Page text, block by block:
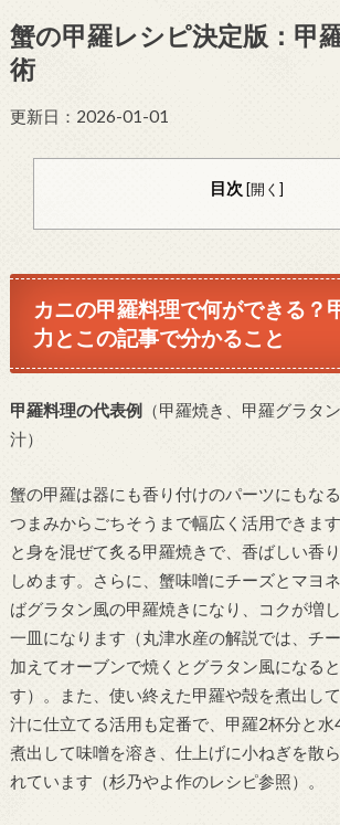
蟹の甲羅レシピ決定版：甲
術
更新日：2026-01-01
目次 [開く]
カニの甲羅料理で何ができる？
力とこの記事で分かること
甲羅料理の代表例（甲羅焼き、甲羅グラタ
汁）
蟹の甲羅は器にも香り付けのパーツにもな
つまみからごちそうまで幅広く活用できま
と身を混ぜて炙る甲羅焼きで、香ばしい香
しめます。さらに、蟹味噌にチーズとマヨ
ばグラタン風の甲羅焼きになり、コクが増
一皿になります（丸津水産の解説では、チ
加えてオーブンで焼くとグラタン風になる
す）。また、使い終えた甲羅や殻を煮出し
汁に仕立てる活用も定番で、甲羅2杯分と
煮出して味噌を溶き、仕上げに小ねぎを散
れています（杉乃やよ作のレシピ参照）。